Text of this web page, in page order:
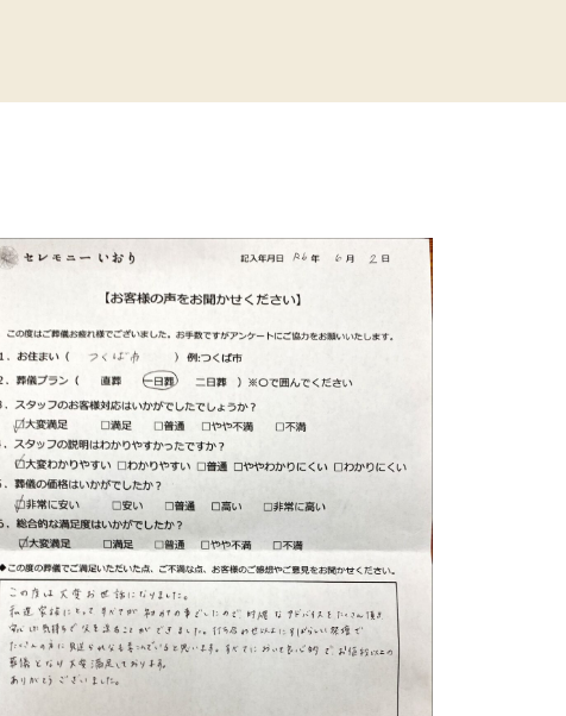
市
流山市 我孫子市
ングホール柏斎場
葬儀社はどう
いおり公式